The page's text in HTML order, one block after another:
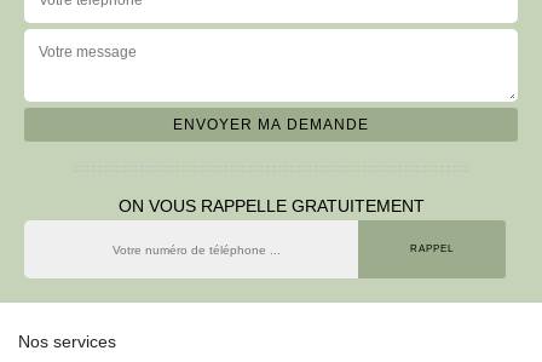
ON VOUS RAPPELLE GRATUITEMENT
Nos services